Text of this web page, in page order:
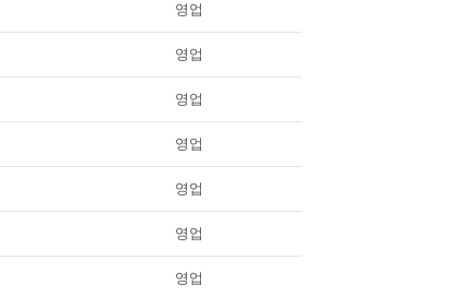
영업
영업
영업
영업
영업
영업
영업